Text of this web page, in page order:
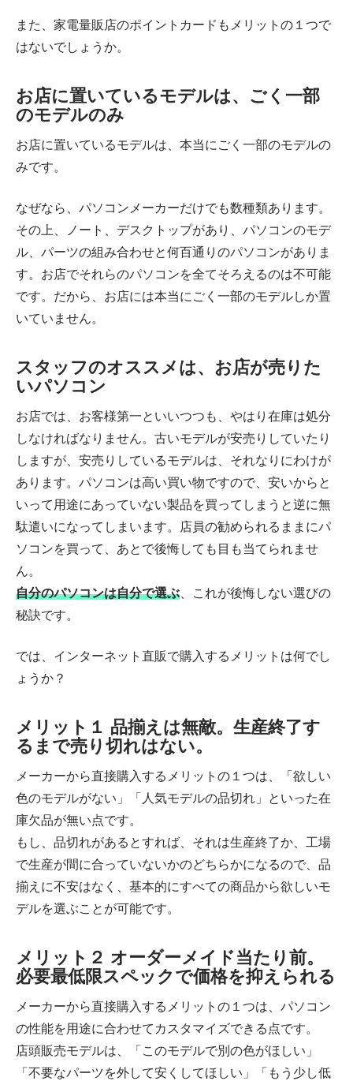
また、家電量販店のポイントカードもメリットの１つで
はないでしょうか。
お店に置いているモデルは、ごく一部
のモデルのみ
お店に置いているモデルは、本当にごく一部のモデルの
みです。
なぜなら、パソコンメーカーだけでも数種類あります。
その上、ノート、デスクトップがあり、パソコンのモデ
ル、パーツの組み合わせと何百通りのパソコンがありま
す。お店でそれらのパソコンを全てそろえるのは不可能
です。だから、お店には本当にごく一部のモデルしか置
いていません。
スタッフのオススメは、お店が売りた
いパソコン
お店では、お客様第一といいつつも、やはり在庫は処分
しなければなりません。古いモデルが安売りしていたり
しますが、安売りしているモデルは、それなりにわけが
あります。パソコンは高い買い物ですので、安いからと
いって用途にあっていない製品を買ってしまうと逆に無
駄遣いになってしまいます。店員の勧められるままにパ
ソコンを買って、あとで後悔しても目も当てられませ
ん。
自分のパソコンは自分で選ぶ 、これが後悔しない選びの
秘訣です。
では、インターネット直販で購入するメリットは何でし
ょうか？
メリット１ 品揃えは無敵。生産終了す
るまで売り切れはない。
メーカーから直接購入するメリットの１つは、「欲しい
色のモデルがない」「人気モデルの品切れ」といった在
庫欠品が無い点です。
もし、品切れがあるとすれば、それは生産終了か、工場
で生産が間に合っていないかのどちらかになるので、品
揃えに不安はなく、基本的にすべての商品から欲しいモ
デルを選ぶことが可能です。
メリット２ オーダーメイド当たり前。
必要最低限スペックで価格を抑えられる
メーカーから直接購入するメリットの１つは、パソコン
の性能を用途に合わせてカスタマイズできる点です。
店頭販売モデルは、「このモデルで別の色がほしい」
「不要なパーツを外して安くしてほしい」「もう少し低